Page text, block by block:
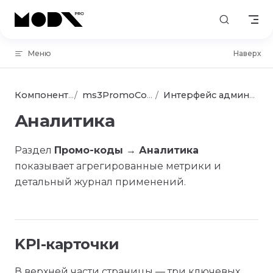
Skip to content
Меню Наверх
Компоненты ms3PromoCode Интерфейс админки
Аналитика
Раздел Промо-коды → Аналитика
показывает агрегированные метрики и
детальный журнал применений.
KPI-карточки